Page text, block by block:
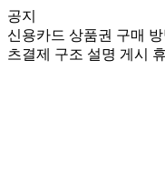
공지
신용카드 상품권 구매 방
츠결제 구조 설명 게시